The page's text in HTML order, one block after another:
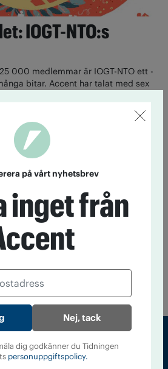
IOGT-NTO:s
000 medlemmar är IOGT-NTO ett
bitar. Accent har talat med sex
och
bitar. Accent har talat med sex
medlemskapet och framtiden.
bitar. Accent har talat med sex
medlemskapet och framtiden.
tidning om droger och nykterhet
på vårt nyhetsbrev
inget från
Nej, tack
dig godkänner du Tidningen
personuppgiftspolicy.